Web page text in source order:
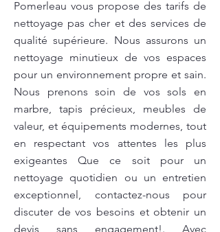
Pomerleau vous propose des tarifs de
nettoyage pas cher et des services de
qualité supérieure. Nous assurons un
nettoyage minutieux de vos espaces
pour un environnement propre et sain.
Nous prenons soin de vos sols en
marbre, tapis précieux, meubles de
valeur, et équipements modernes, tout
en respectant vos attentes les plus
exigeantes Que ce soit pour un
nettoyage quotidien ou un entretien
exceptionnel, contactez-nous pour
discuter de vos besoins et obtenir un
devis sans engagement!. Avec